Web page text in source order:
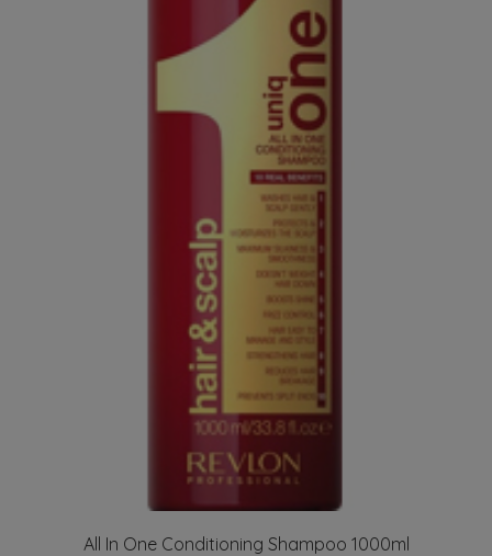
All In One Conditioning Shampoo 1000ml